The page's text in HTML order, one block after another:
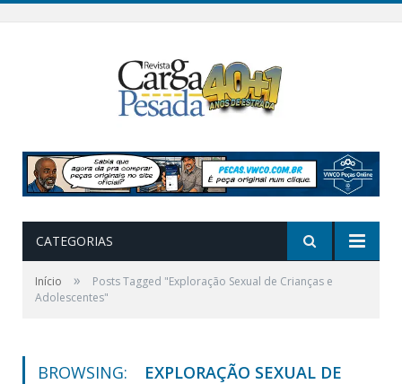
CATEGORIAS
Início »
Posts Tagged "Exploração Sexual de Crianças e
Adolescentes"
BROWSING:
EXPLORAÇÃO SEXUAL DE